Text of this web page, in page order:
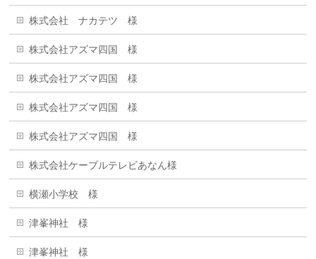
株式会社 ナカテツ 様
株式会社アズマ四国 様
株式会社アズマ四国 様
株式会社アズマ四国 様
株式会社アズマ四国 様
株式会社ケーブルテレビあなん様
横瀬小学校 様
津峯神社 様
津峯神社 様